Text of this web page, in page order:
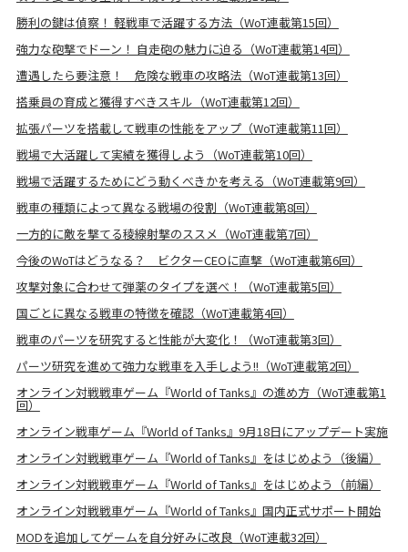
勝利の鍵は偵察！ 軽戦車で活躍する方法（WoT連載第15回）
強力な砲撃でドーン！ 自走砲の魅力に迫る（WoT連載第14回）
遭遇したら要注意！ 危険な戦車の攻略法（WoT連載第13回）
搭乗員の育成と獲得すべきスキル（WoT連載第12回）
拡張パーツを搭載して戦車の性能をアップ（WoT連載第11回）
戦場で大活躍して実績を獲得しよう（WoT連載第10回）
戦場で活躍するためにどう動くべきかを考える（WoT連載第9回）
戦車の種類によって異なる戦場の役割（WoT連載第8回）
一方的に敵を撃てる稜線射撃のススメ（WoT連載第7回）
今後のWoTはどうなる？ ビクターCEOに直撃（WoT連載第6回）
攻撃対象に合わせて弾薬のタイプを選べ！（WoT連載第5回）
国ごとに異なる戦車の特徴を確認（WoT連載第4回）
戦車のパーツを研究すると性能が大変化！（WoT連載第3回）
パーツ研究を進めて強力な戦車を入手しよう!!（WoT連載第2回）
オンライン対戦戦車ゲーム『World of Tanks』の進め方（WoT連載第1
回）
オンライン戦車ゲーム『World of Tanks』9月18日にアップデート実施
オンライン対戦戦車ゲーム『World of Tanks』をはじめよう（後編）
オンライン対戦戦車ゲーム『World of Tanks』をはじめよう（前編）
オンライン対戦戦車ゲーム『World of Tanks』国内正式サポート開始
MODを追加してゲームを自分好みに改良（WoT連載32回）